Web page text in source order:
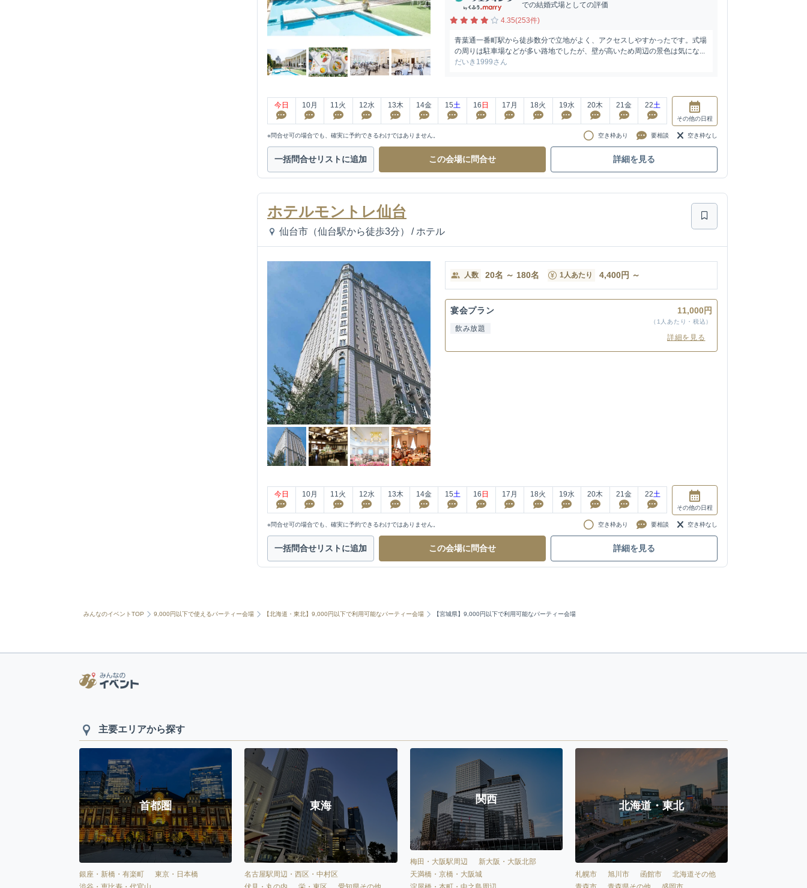
での結婚式場としての評価
4.35(253件)
青葉通一番町駅から徒歩数分で立地がよく、アクセスしやすかったです。式場
の周りは駐車場などが多い路地でしたが、壁が高いため周辺の景色は気にな...
だいき1999さん
今日 10月 11火 12水 13木 14金 15土 16 日 17 月 18火 19水 20木 21金 22土
その他の日程
※問合せ可の場合でも、確実に予約できるわけではありません。 空き枠あり 要相談 空き枠なし
一括問合せリストに追加 この会場に問合せ 詳細を見る
ホテルモントレ仙台
仙台市（仙台駅から徒歩3分） / ホテル
人数 20名 ～ 180名 1人あたり 4,400円 ～
宴会プラン
飲み放題
11,000円
（1人あたり・税込）
詳細を見る
今日 10月 11火 12水 13木 14金 15土 16 日 17 月 18火 19水 20木 21金 22土
その他の日程
※問合せ可の場合でも、確実に予約できるわけではありません。 空き枠あり 要相談 空き枠なし
一括問合せリストに追加 この会場に問合せ 詳細を見る
みんなのイベントTOP 9,000円以下で使えるパーティー会場 【北海道・東北】9,000円以下で利用可能なパーティー会場 【宮城県】9,000円以下で利用可能なパーティー会場
主要エリアから探す
首都圏
銀座・新橋・有楽町
東京・日本橋
東海
名古屋駅周辺・西区・中村区
関西
梅田・大阪駅周辺
新大阪・大阪北部
天満橋・京橋・大阪城
北海道・東北
札幌市 旭川市 函館市
北海道その他